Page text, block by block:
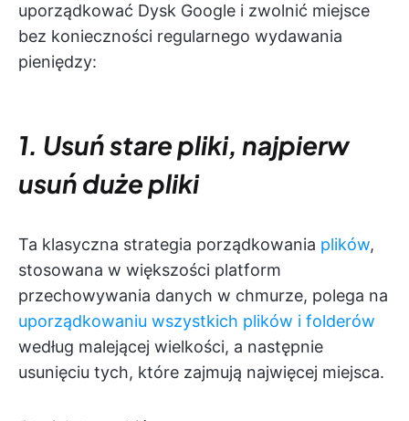
uporządkować Dysk Google i zwolnić miejsce
bez konieczności regularnego wydawania
pieniędzy:
1. Usuń stare pliki, najpierw
usuń duże pliki
Ta klasyczna strategia porządkowania plików,
stosowana w większości platform
przechowywania danych w chmurze, polega na
uporządkowaniu wszystkich plików i folderów
według malejącej wielkości, a następnie
usunięciu tych, które zajmują najwięcej miejsca.